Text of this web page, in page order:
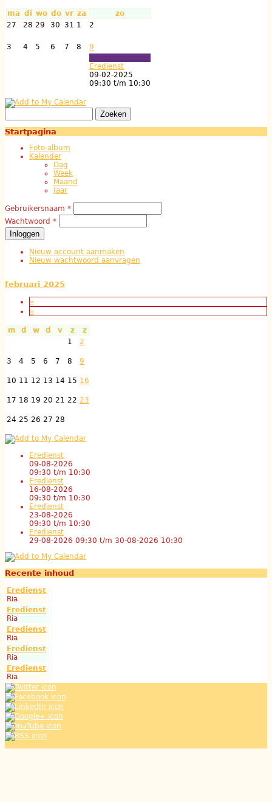
ma di wo do vr za
zo
27
28 29 30 31 1 2
3 4 5 6 7 8 9
Eredienst
09-02-2025
09:30 t/m 10:30
Zoekveld
Startpagina
Foto-album
Kalender
Dag
Week
Maand
Jaar
Gebruikerslogin
Gebruikersnaam *
Wachtwoord *
Nieuw account aanmaken
Nieuw wachtwoord aanvragen
februari 2025
«
»
m d w d v z
z
1
2
3 4 5 6 7 8 9
10 11 12 13 14 15 16
17 18 19 20 21 22 23
24 25 26 27 28
Eredienst
09-08-2026
09:30 t/m 10:30
Eredienst
16-08-2026
09:30 t/m 10:30
Eredienst
23-08-2026
09:30 t/m 10:30
Eredienst
29-08-2026 09:30 t/m 30-08-2026 10:30
Recente inhoud
Eredienst
Ria
Eredienst
Ria
Eredienst
Ria
Eredienst
Ria
Eredienst
Ria